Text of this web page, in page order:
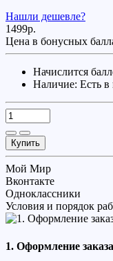
Нашли дешевле?
1499р.
Цена в бонусных
Начислится
Наличие: Есть в
Купить
Мой Мир
Вконтакте
Одноклассники
Условия и порядок
1. Оформление заказа